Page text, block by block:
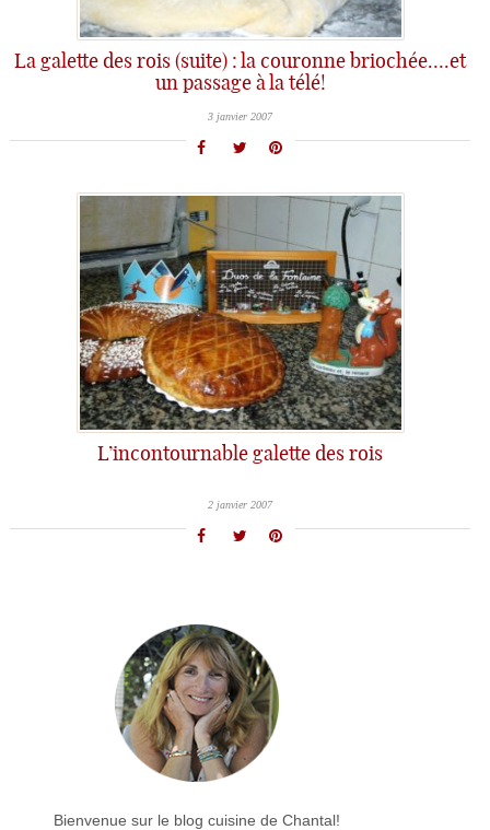
La galette des rois (suite) : la couronne briochée….et
un passage à la télé!
3 janvier 2007
L’incontournable galette des rois
2 janvier 2007
Bienvenue sur le blog cuisine de Chantal!